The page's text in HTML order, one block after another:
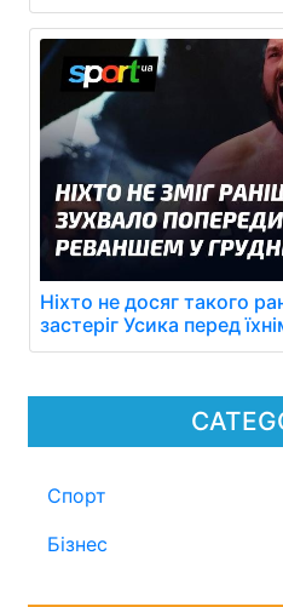
Спорт
Бізнес
Ніхто не досяг такого
застеріг Усика перед